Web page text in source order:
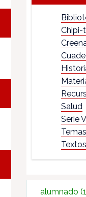
Chipi-
Salud
Serie
alumnado